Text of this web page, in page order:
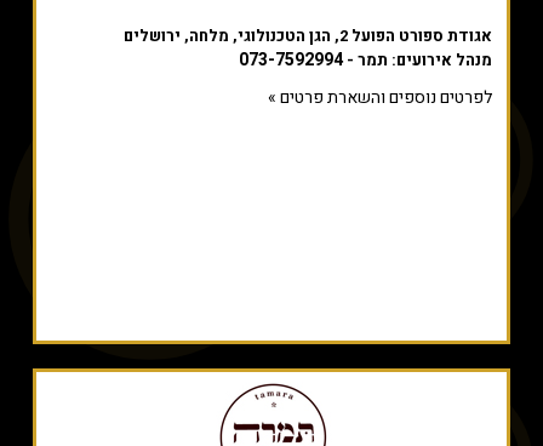
אגודת ספורט הפועל 2, הגן הטכנולוגי, מלחה, ירושלים
מנהל אירועים: תמר -073-7592994
לפרטים נוספים והשארת פרטים »